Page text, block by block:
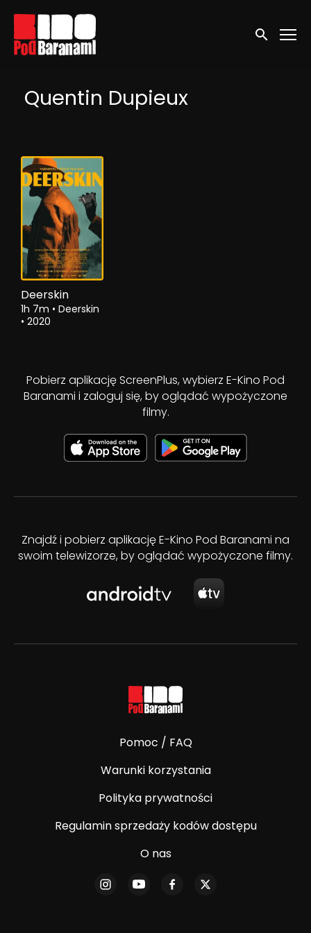
Linki ułatwień dostępu
Wyszukaj
Quentin Dupieux
Deerskin
1h 7m • Deerskin
• 2020
Pobierz aplikację ScreenPlus, wybierz E-Kino Pod
Baranami i zaloguj się, by oglądać wypożyczone
filmy.
Znajdź i pobierz aplikację E-Kino Pod Baranami na
swoim telewizorze, by oglądać wypożyczone filmy.
Pomoc / FAQ
Warunki korzystania
Polityka prywatności
Regulamin sprzedaży kodów dostępu
O nas